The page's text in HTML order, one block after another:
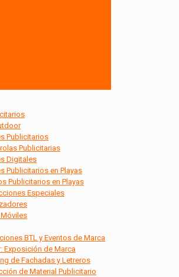
Publicitarios
Publicitarias
Digitales
Publicitarios en Playas
Publicitarios en Playas
Especiales
BTL y Eventos de Marca
Exposición de Marca
de Fachadas y Letreros
de Material Publicitario